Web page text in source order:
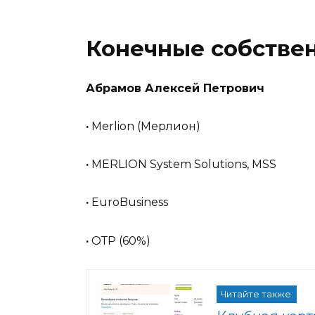
Конечные
Абрамов Алексей Петрович
· Merlion (Мерлион)
· MERLION System Solutions, MSS
· EuroBusiness
· ОТР (60%)
Читайте также: